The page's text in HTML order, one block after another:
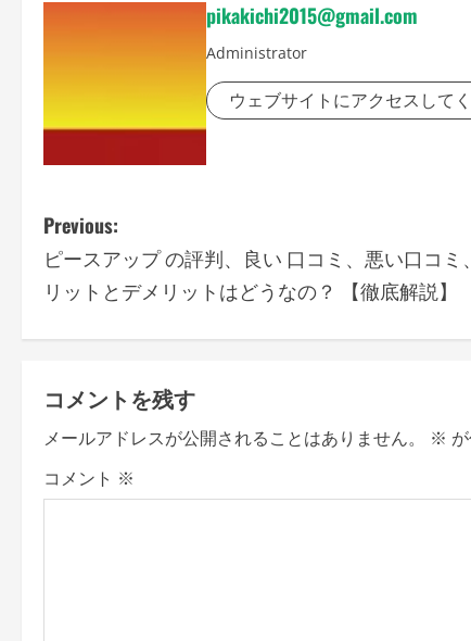
pikakichi2015@gmail.com
Administrator
ウェブサイトにアクセスして
P
o
n
a
v
Previous:
ピースアップ の評判、良い 口コミ、悪い口コミ
リットとデメリットはどうなの？ 【徹底解説】
コメントを残す
メールアドレスが公開されることはありません。 ※
コメント ※